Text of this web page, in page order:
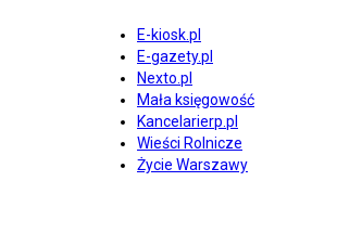
E-kiosk.pl
E-gazety.pl
Nexto.pl
Mała księgowość
Kancelarierp.pl
Wieści Rolnicze
Życie Warszawy